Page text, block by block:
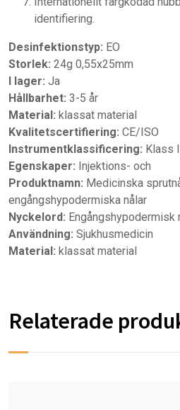
identifiering.
Desinfektionstyp: EO
Storlek: 24g 0,55x25mm
I lager: Ja
Hållbarhet: 3-5 år
Material: klassat material
Kvalitetscertifiering: CE/ISO
Instrumentklassificering: Klass
Egenskaper: Injektions- och
Produktnamn: Medicinska
engångshypodermiska nålar
Nyckelord: Engångshypodermisk
Användning: Sjukhusmedicin
Material: klassat material
Relaterade